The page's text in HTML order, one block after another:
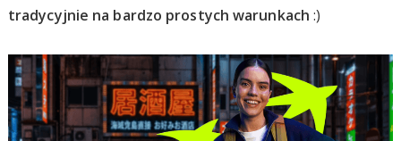
tradycyjnie na bardzo prostych warunkach:)